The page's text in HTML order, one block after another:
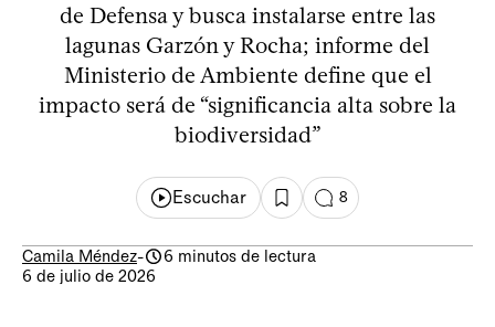
de Defensa y busca instalarse entre las
lagunas Garzón y Rocha; informe del
Ministerio de Ambiente define que el
impacto será de “significancia alta sobre la
biodiversidad”
Escuchar 8
Camila Méndez-
6 minutos de lectura
6 de julio de 2026